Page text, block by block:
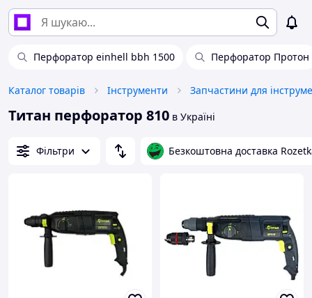
Перфоратор einhell bbh 1500 Перфоратор Протон
Каталог товарів Інструменти Запчастини для
Титан перфоратор 810 в Україні
Фільтри Безкоштовна доставка